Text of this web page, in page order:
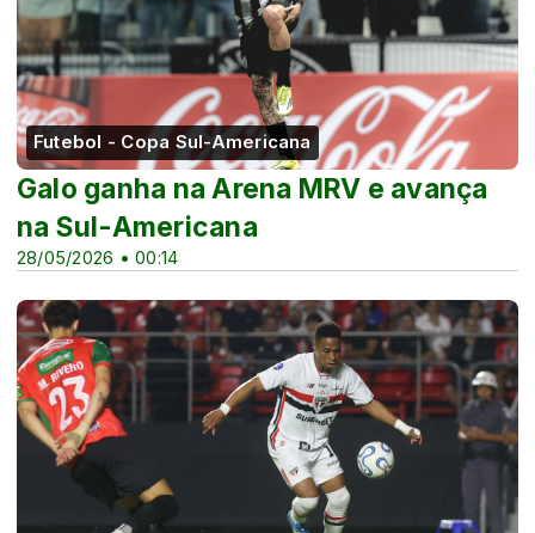
Futebol - Copa Sul-Americana
28/05/2026 • 00:14
Galo ganha na Arena MRV e avança
na Sul-Americana